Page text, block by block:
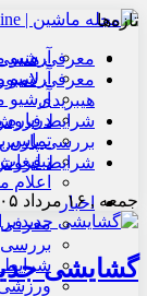
آرشیو
آرشیو
آرشیو
درباره
تماس
تبلیغات
اخبار
تازه‌ها
معرفی هنسی بلک‌برد ۲۰۳۰:
هیبریدی
شرایط فروش
بررسی پارس
شرایط فروش
جمعه , ۱۶ مرداد ۱۴۰۵
گشایشی